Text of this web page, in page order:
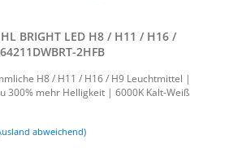
BRIGHT LED H8 / H11 / H16 /
​​2HFB
H8 / H11 / H16 / H9 Leucht­mit­tel |
300% mehr Hel­lig­keit | 6000K Kalt-​Weiß
abweichend)